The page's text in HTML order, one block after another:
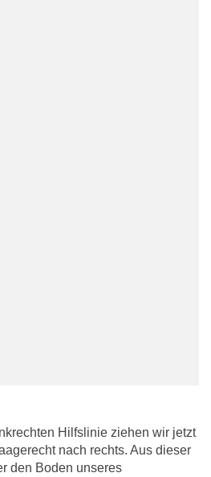
Hilfslinie ziehen wir jetzt
nach rechts. Aus dieser
den Boden unseres